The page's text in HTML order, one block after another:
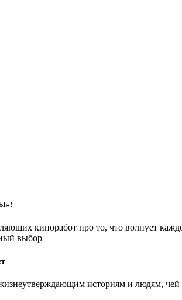
киноработ про то, что волнует
выбор
историям и людям,